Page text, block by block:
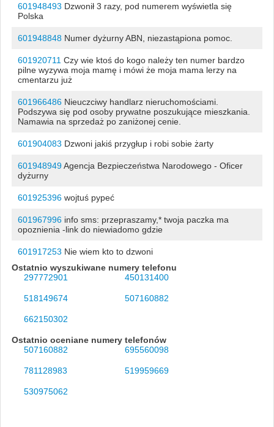
601948493 Dzwonił 3 razy, pod numerem wyświetla się
Polska
601948848Numer dyżurny ABN, niezastąpiona pomoc.
601920711 Czy wie ktoś do kogo należy ten numer bardzo
pilne wyzywa moja mamę i mówi że moja mama lerzy na
cmentarzu już
601966486Nieuczciwy handlarz nieruchomościami.
Podszywa się pod osoby prywatne poszukujące mieszkania.
Namawia na sprzedaż po zaniżonej cenie.
601904083 Dzwoni jakiś przygłup i robi sobie żarty
601948949Agencja Bezpieczeństwa Narodowego - Oficer
dyżurny
601925396wojtuś pypeć
601967996info sms: przepraszamy,* twoja paczka ma
opoznienia -link do niewiadomo gdzie
601917253 Nie wiem kto to dzwoni
Ostatnio wyszukiwane numery telefonu
297772901
450131400
518149674 507160882
662150302
Ostatnio oceniane numery telefonów
507160882
695560098
781128983 519959669
530975062